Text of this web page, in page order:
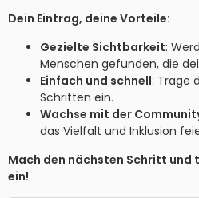
Dein Eintrag, deine Vorteile:
Gezielte Sichtbarkeit:
Menschen gefunden, die
Einfach und schnell: Trage
Schritten ein.
Wachse mit der
das Vielfalt und Inklusion
Mach den nächsten Schritt
ein!